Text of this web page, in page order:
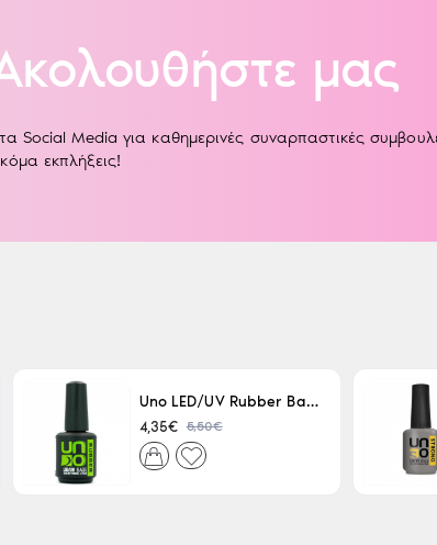
μας
Social Media για καθημερινές συναρπαστικές
εκπλήξεις!
Uno LED/UV Rubber Base 15ml
4,35€ 5,50€